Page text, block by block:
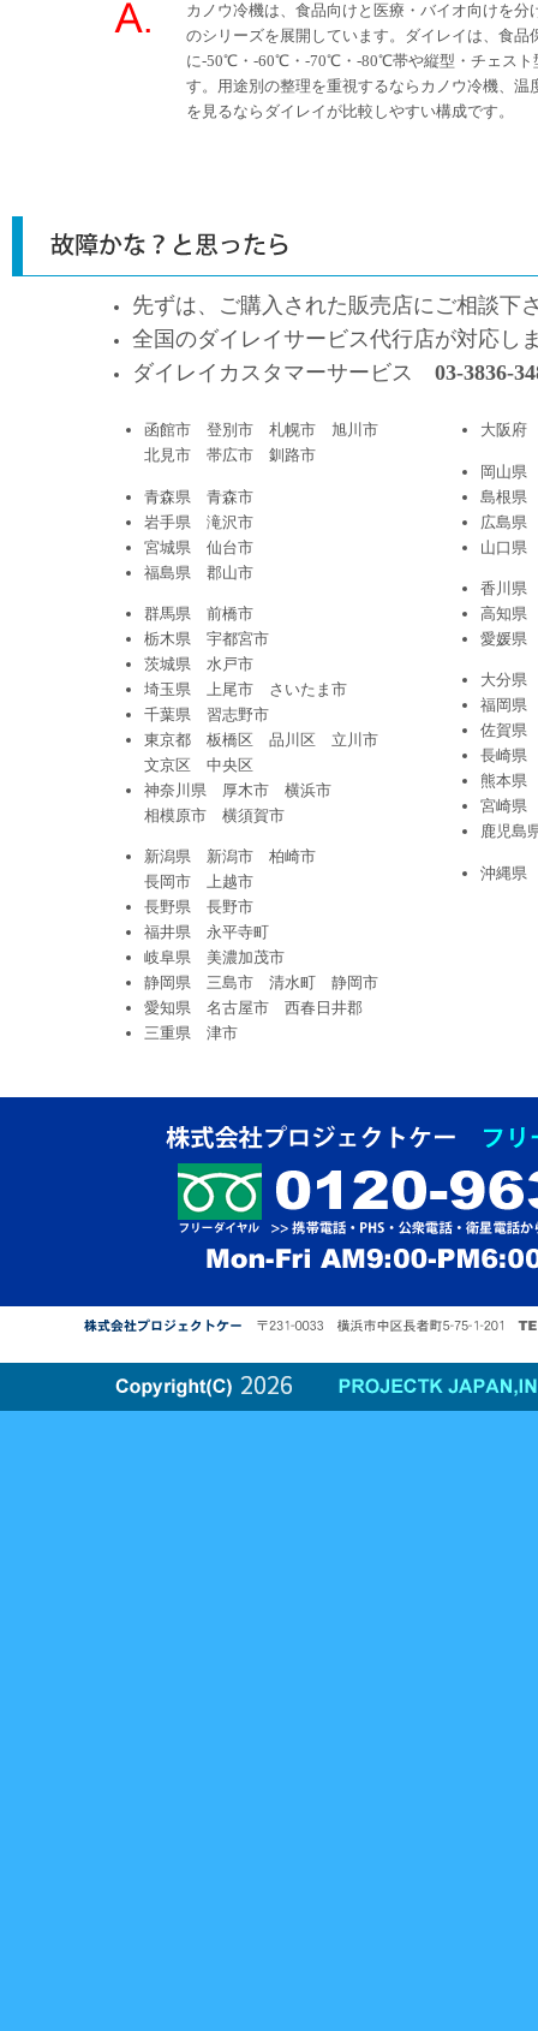
カノウ冷機は、食品向けと医療・バイオ向けを
のシリーズを展開しています。ダイレイは、食品
に-50℃・-60℃・-70℃・-80℃帯や縦型・チェスト
す。用途別の整理を重視するならカノウ冷機、温
を見るならダイレイが比較しやすい構成です。
先ずは、ご購入された販売店にご相談下
全国のダイレイサービス代行店が対応し
ダイレイカスタマーサービス 03-3836-
函館市 登別市 札幌市 旭川市
北見市 帯広市 釧路市
青森県 青森市
岩手県 滝沢市
宮城県 仙台市
福島県 郡山市
群馬県 前橋市
栃木県 宇都宮市
茨城県 水戸市
埼玉県 上尾市 さいたま市
千葉県 習志野市
東京都 板橋区 品川区 立川市
文京区 中央区
神奈川県 厚木市 横浜市
相模原市 横須賀市
新潟県 新潟市 柏崎市
長岡市 上越市
長野県 長野市
福井県 永平寺町
岐阜県 美濃加茂市
静岡県 三島市 清水町 静岡市
愛知県 名古屋市 西春日井郡
三重県 津市
大阪
岡山県
島根県
広島
山口
香川県
高知県
愛媛県
大分県
福岡県
佐賀県
長崎県
熊本県
宮崎県
鹿児島
沖縄県